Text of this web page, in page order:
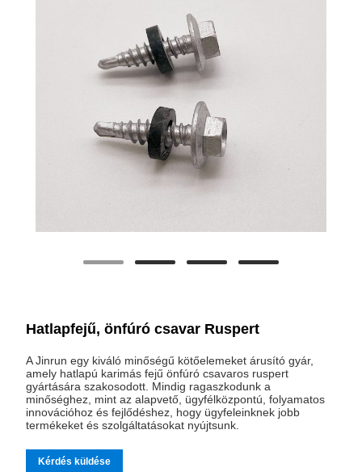
Hatlapfejű, önfúró csavar Ruspert
A Jinrun egy kiváló minőségű kötőelemeket árusító gyár,
amely hatlapú karimás fejű önfúró csavaros ruspert
gyártására szakosodott. Mindig ragaszkodunk a
minőséghez, mint az alapvető, ügyfélközpontú, folyamatos
innovációhoz és fejlődéshez, hogy ügyfeleinknek jobb
termékeket és szolgáltatásokat nyújtsunk.
Kérdés küldése